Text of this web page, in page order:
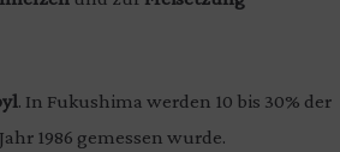
. In Fukushima werden 10 bis 30% der
1986 gemessen wurde.